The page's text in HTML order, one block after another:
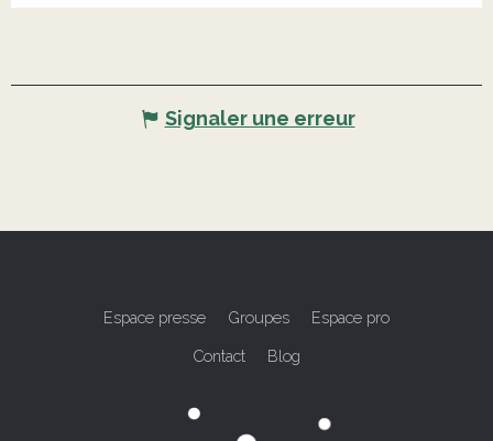
Signaler une erreur
Espace presse Groupes Espace pro
Contact Blog